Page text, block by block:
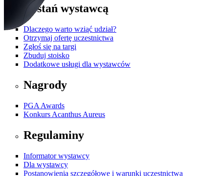
Zostań wystawcą
Dlaczego warto wziąć udział?
Otrzymaj ofertę uczestnictwa
Zgłoś się na targi
Zbuduj stoisko
Dodatkowe usługi dla wystawców
Nagrody
PGA Awards
Konkurs Acanthus Aureus
Regulaminy
Informator wystawcy
Dla wystawcy
Postanowienia szczegółowe i warunki uczestnictwa